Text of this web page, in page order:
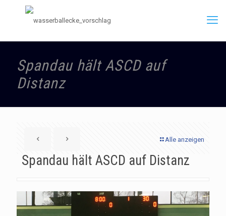
Spandau hält ASCD auf
Distanz
Alle anzeigen
Spandau hält ASCD auf Distanz